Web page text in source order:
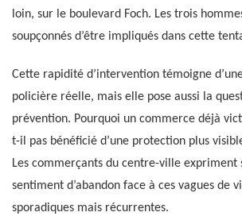
loin, sur le boulevard Foch. Les trois
soupçonnés d’être impliqués dans cette
Cette rapidité d’intervention témoigne
policière réelle, mais elle pose aussi la
prévention. Pourquoi un commerce déjà
t-il pas bénéficié d’une protection plus
Les commerçants du centre-ville expriment
sentiment d’abandon face à ces vagues de
sporadiques mais récurrentes.